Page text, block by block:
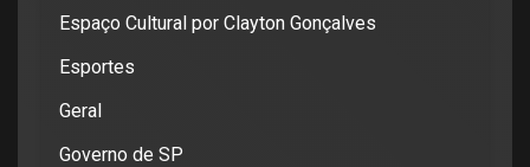
Espaço Cultural por Clayton Gonçalves
Esportes
Geral
Governo de SP